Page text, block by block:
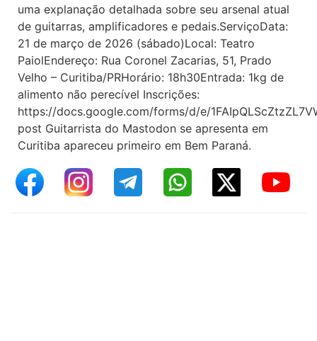
uma explanação detalhada sobre seu arsenal atual
de guitarras, amplificadores e pedais.ServiçoData:
21 de março de 2026 (sábado)Local: Teatro
PaiolEndereço: Rua Coronel Zacarias, 51, Prado
Velho – Curitiba/PRHorário: 18h30Entrada: 1kg de
alimento não perecível Inscrições:
https://docs.google.com/forms/d/e/
post Guitarrista do Mastodon se apresenta em
Curitiba apareceu primeiro em Bem Paraná.